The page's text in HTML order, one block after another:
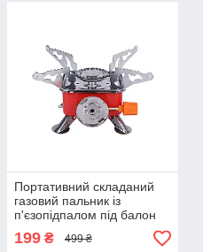
Портативний складаний
газовий пальник із
п'єзопідпалом під балон
Kovar K-202 2800W
Червоний
199 ₴ 499 ₴